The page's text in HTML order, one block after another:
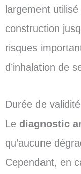
largement
construction
risques
d’inhalation de
Durée de
Le diagnostic
qu’aucune
Cependant, en